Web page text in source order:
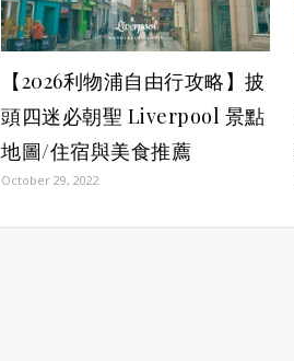
【2026利物浦自由行攻略】披
頭四迷必朝聖 Liverpool 景點
地圖/住宿與美食推薦
October 29, 2022